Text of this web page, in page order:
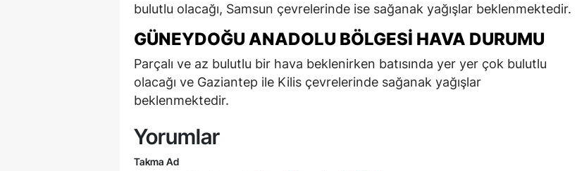
bulutlu olacağı, Samsun çevrelerinde ise sağanak yağışlar beklenmektedir.
GÜNEYDOĞU ANADOLU BÖLGESI HAVA DURUMU
Parçalı ve az bulutlu bir hava beklenirken batısında yer yer çok bulutlu
olacağı ve Gaziantep ile Kilis çevrelerinde sağanak yağışlar
beklenmektedir.
Yorumlar
Takma Ad